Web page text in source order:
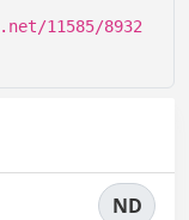
11585/8932
ND